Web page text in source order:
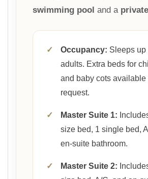
swimming pool and a
✓ Occupancy: Sleeps up
adults. Extra beds for
and baby cots available
request.
✓ Master Suite 1:
size bed, 1 single bed,
en-suite bathroom.
✓ Master Suite 2: